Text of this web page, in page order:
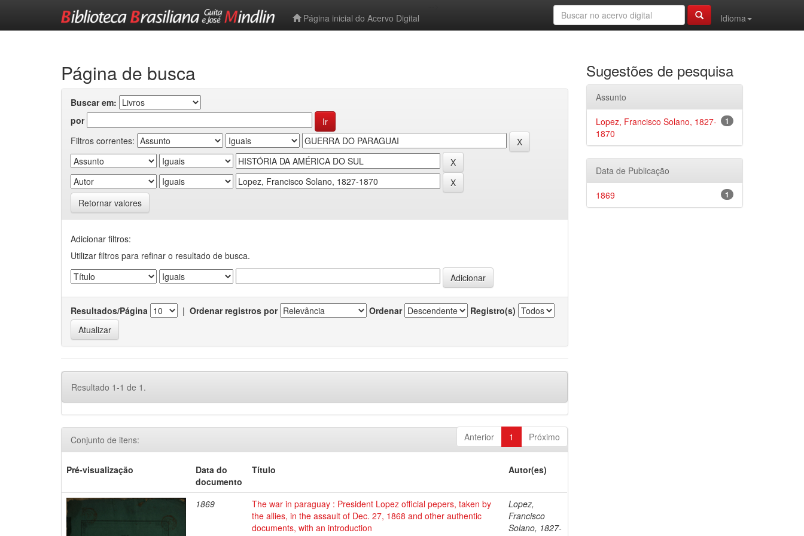
Página inicial do Acervo Digital
Idioma
Página de busca
Buscar em:
por
Filtros correntes:
Retornar valores
Adicionar filtros:
Utilizar filtros para refinar o resultado de busca.
Resultados/Página | Ordenar registros por Ordenar Registro(s)
Resultado 1-1 de 1.
Anterior 1 Próximo
Conjunto de itens:
Pré-visualização
Data do
documento
Título Autor(es)
1869
The war in paraguay : President Lopez official pepers, taken by
the allies, in the assault of Dec. 27, 1868 and other authentic
documents, with an introduction
Lopez,
Francisco
Solano, 1827-
Sugestões de pesquisa
Assunto
1
Lopez, Francisco Solano, 1827-
1870
Data de Publicação
1
1869